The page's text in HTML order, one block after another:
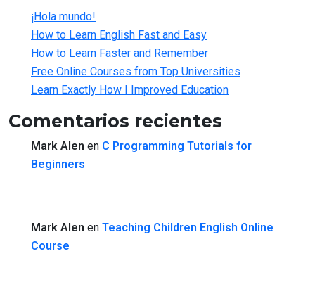
¡Hola mundo!
How to Learn English Fast and Easy
How to Learn Faster and Remember
Free Online Courses from Top Universities
Learn Exactly How I Improved Education
Comentarios recientes
Mark Alen en C Programming Tutorials for
Beginners
Mark Alen en Teaching Children English Online
Course